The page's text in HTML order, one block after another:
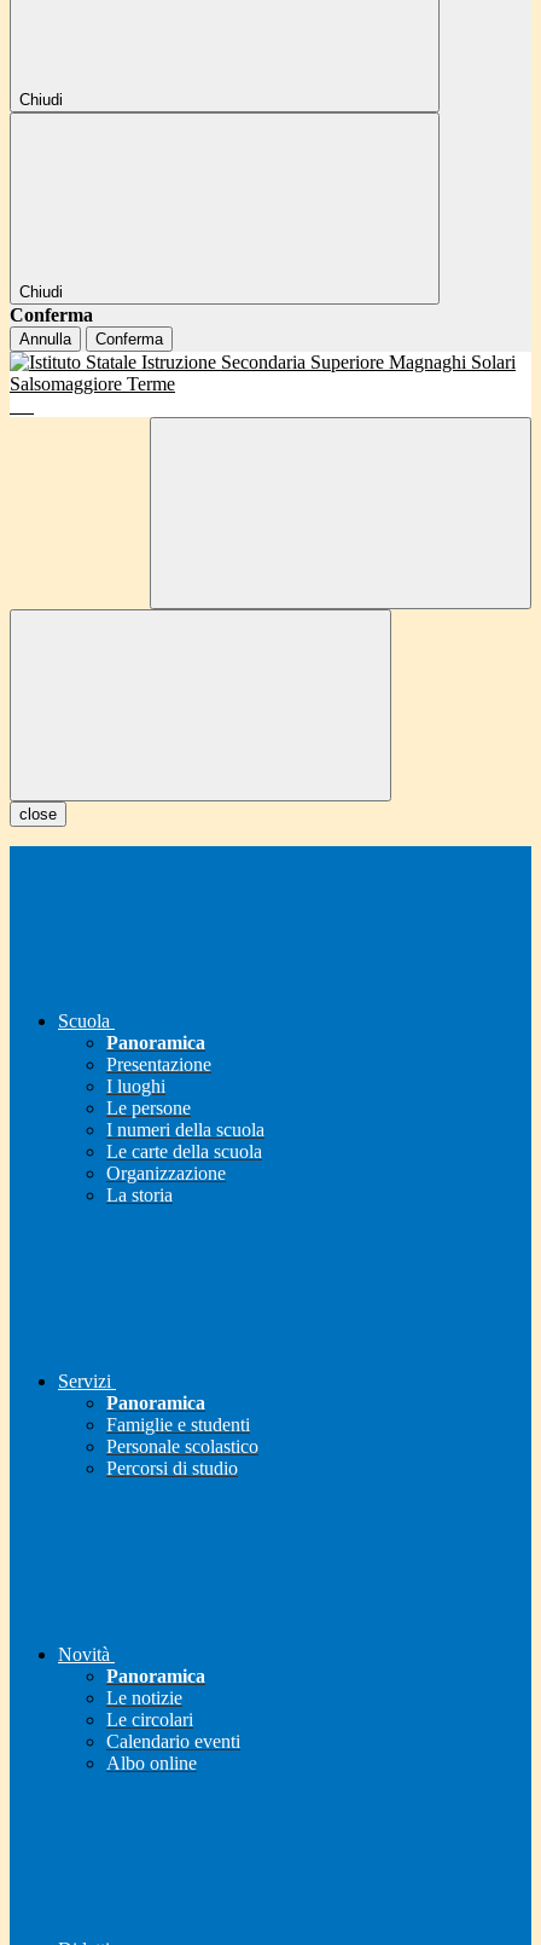
Chiudi
Chiudi
Conferma
Annulla Conferma
close
Scuola
Panoramica
Presentazione
I luoghi
Le persone
I numeri della scuola
Le carte della scuola
Organizzazione
La storia
Servizi
Panoramica
Famiglie e studenti
Personale scolastico
Percorsi di studio
Novità
Panoramica
Le notizie
Le circolari
Calendario eventi
Albo online